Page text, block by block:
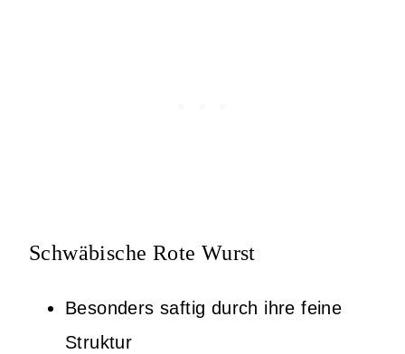
Schwäbische Rote Wurst
Besonders saftig durch ihre feine
Struktur